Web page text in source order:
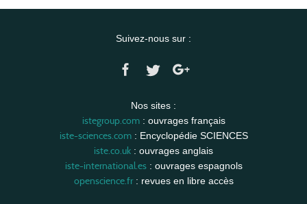
Suivez-nous sur :
Nos sites :
istegroup.com: ouvrages français
iste-sciences.com: Encyclopédie SCIENCES
iste.co.uk : ouvrages anglais
iste-international.es: ouvrages espagnols
openscience.fr: revues en libre accès